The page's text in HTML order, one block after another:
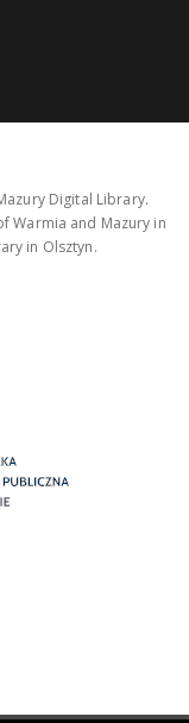
Digital Library.
Warmia and Mazury in
in Olsztyn.